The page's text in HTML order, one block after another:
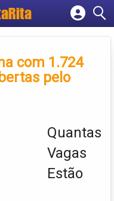
empresa
com 1.724
pelo
Quantas
Vagas
Estão